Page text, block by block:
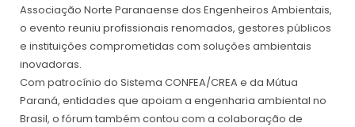
Associação Norte Paranaense dos Engenheiros Ambientais,
o evento reuniu profissionais renomados, gestores públicos
e instituições comprometidas com soluções ambientais
inovadoras.
Com patrocínio do Sistema CONFEA/CREA e da Mútua
Paraná, entidades que apoiam a engenharia ambiental no
Brasil, o fórum também contou com a colaboração de